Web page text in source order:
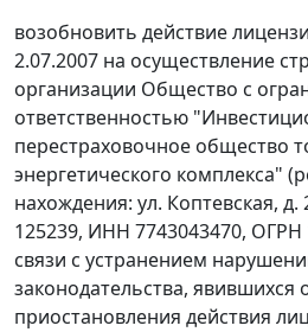
возобновить действие
2.07.2007 на осуществление
организации Общество с
ответственностью
перестраховочное общество
энергетического комплекса"
нахождения: ул. Коптевская, д.
125239, ИНН 7743043470, ОГРН
связи с устранением
законодательства, явившихся
приостановления действия